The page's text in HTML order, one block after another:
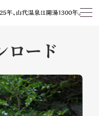
ロード